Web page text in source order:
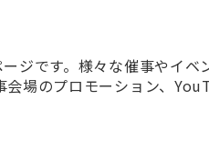
ジです。様々な催事やイ
場のプロモーション、